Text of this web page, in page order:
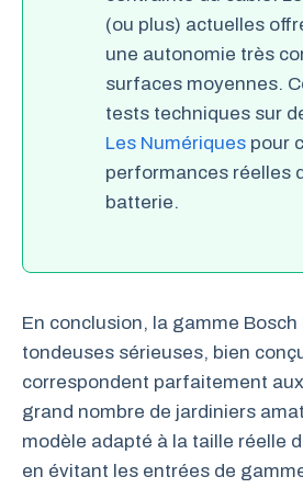
(ou plus) actuelles
une autonomie très
surfaces moyennes.
tests techniques sur
Les Numériques pour
performances réelles
batterie.
En conclusion, la gamme
tondeuses sérieuses, bien
correspondent parfaitement aux
grand nombre de jardiniers
modèle adapté à la taille réelle
en évitant les entrées de